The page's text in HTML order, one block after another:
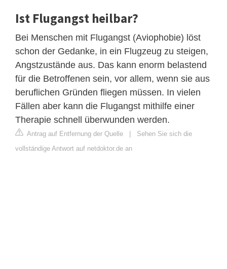
Ist Flugangst heilbar?
Bei Menschen mit Flugangst (Aviophobie) löst
schon der Gedanke, in ein Flugzeug zu steigen,
Angstzustände aus. Das kann enorm belastend
für die Betroffenen sein, vor allem, wenn sie aus
beruflichen Gründen fliegen müssen. In vielen
Fällen aber kann die Flugangst mithilfe einer
Therapie schnell überwunden werden.
Antrag auf Entfernung der Quelle
Sehen Sie sich die
vollständige Antwort auf netdoktor.de an